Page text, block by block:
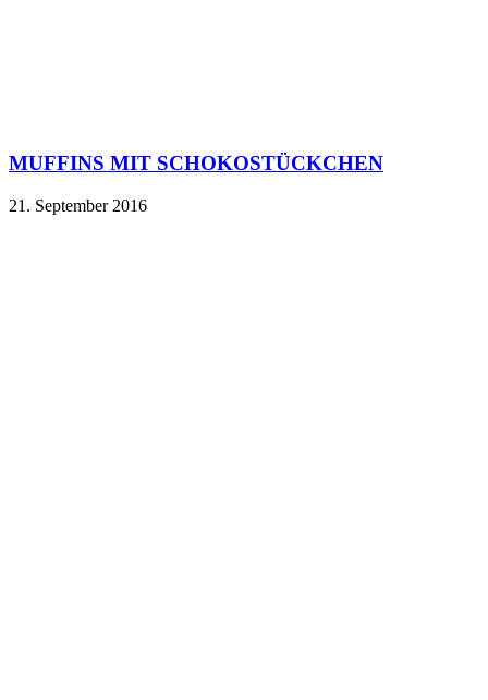
MUFFINS MIT SCHOKOSTÜCKCHEN
21. September 2016